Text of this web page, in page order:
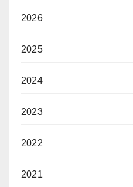
2026
2025
2024
2023
2022
2021